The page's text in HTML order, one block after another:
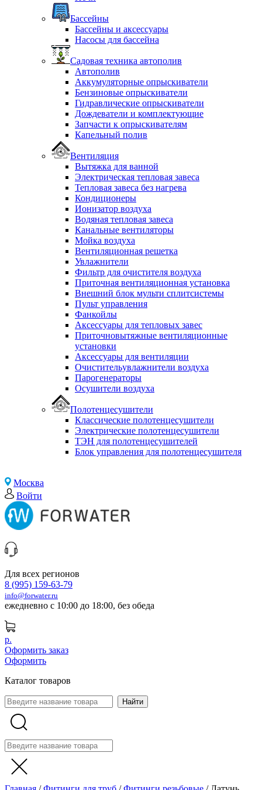
Бассейны
Бассейны и аксессуары
Насосы для бассейна
Садовая техника автополив
Автополив
Аккумуляторные опрыскиватели
Бензиновые опрыскиватели
Гидравлические опрыскиватели
Дождеватели и комплектующие
Запчасти к опрыскивателям
Капельный полив
Вентиляция
Вытяжка для ванной
Электрическая тепловая завеса
Тепловая завеса без нагрева
Кондиционеры
Ионизатор воздуха
Водяная тепловая завеса
Канальные вентиляторы
Мойка воздуха
Вентиляционная решетка
Увлажнители
Фильтр для очистителя воздуха
Приточная вентиляционная установка
Внешний блок мульти сплитсистемы
Пульт управления
Фанкойлы
Аксессуары для тепловых завес
Приточновытяжные вентиляционные
установки
Аксессуары для вентиляции
Очистительувлажнители воздуха
Парогенераторы
Осушители воздуха
Полотенцесушители
Классические полотенцесушители
Электрические полотенцесушители
ТЭН для полотенцесушителей
Блок управления для полотенцесушителя
Москва
Войти
Для всех регионов
8 (995) 159-63-79
info@forwater.ru
ежедневно с 10:00 до 18:00, без обеда
р.
Оформить заказ
Оформить
Каталог товаров